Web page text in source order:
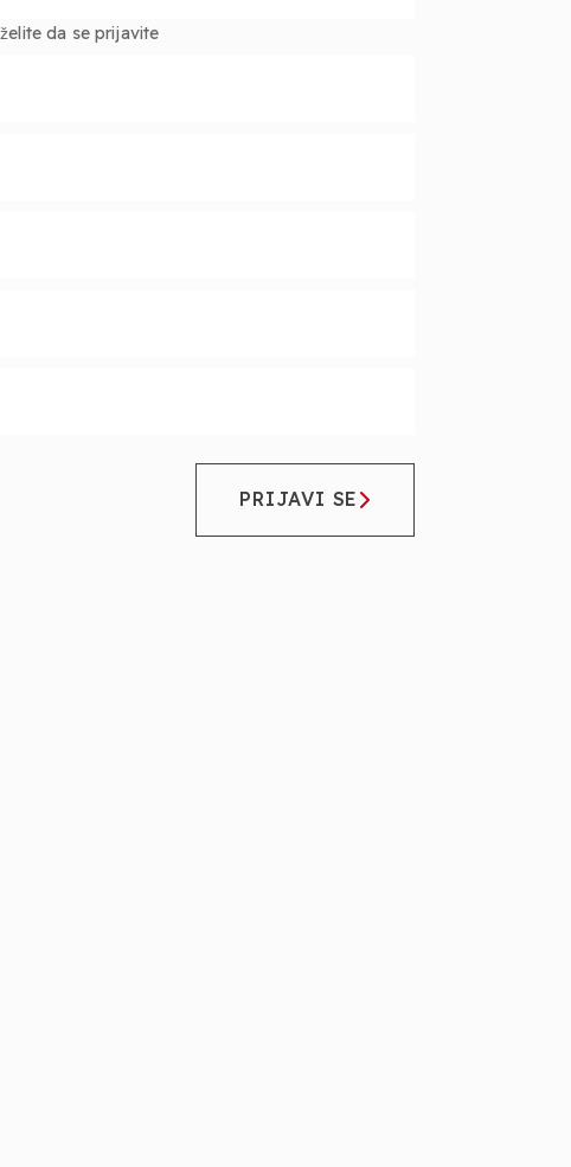
da se prijavite
PRIJAVI SE